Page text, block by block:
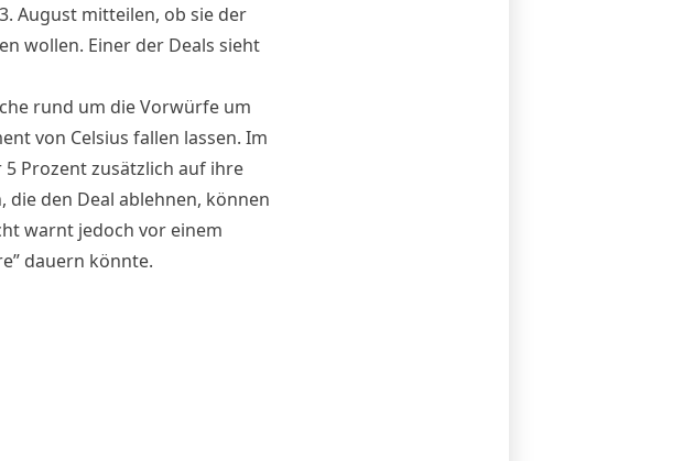
August mitteilen, ob sie der
wollen. Einer der Deals sieht
rund um die Vorwürfe um
von Celsius fallen lassen. Im
Prozent zusätzlich auf ihre
die den Deal ablehnen, können
warnt jedoch vor einem
dauern könnte.